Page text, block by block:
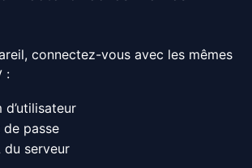
connectez-vous avec les mêmes
:
d’utilisateur
passe
du serveur